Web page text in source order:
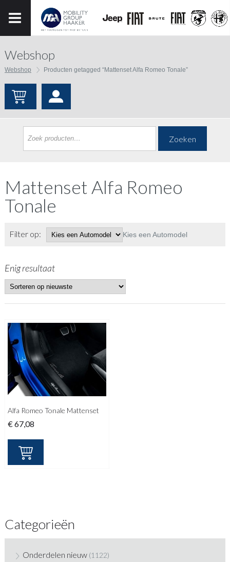
Webshop
Webshop Producten getagged “Mattenset Alfa Romeo Tonale”
Zoeken
Mattenset Alfa Romeo
Tonale
Filter op: Kies een Automodel
Enig resultaat
Alfa Romeo Tonale Mattenset
€67,08
Categorieën
Onderdelen nieuw (1122)